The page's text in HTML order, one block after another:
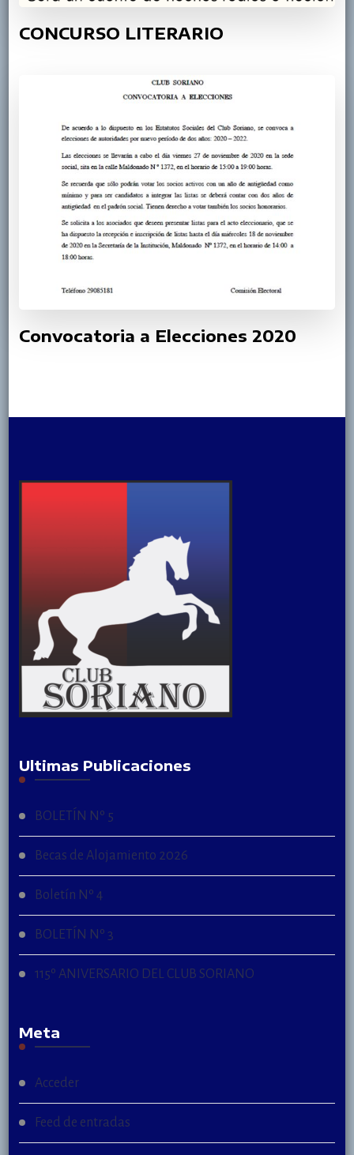
CONCURSO LITERARIO
Convocatoria a Elecciones 2020
Ultimas Publicaciones
BOLETÍN Nº 5
Becas de Alojamiento 2026
Boletín Nº 4
BOLETÍN Nº 3
115º ANIVERSARIO DEL CLUB SORIANO
Meta
Acceder
Feed de entradas